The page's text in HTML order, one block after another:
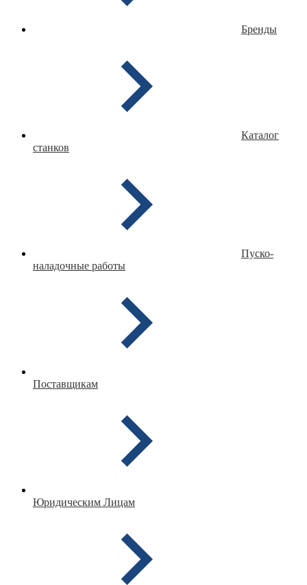
Бренды
Каталог
станков
Пуско-
наладочные работы
Поставщикам
Юридическим Лицам